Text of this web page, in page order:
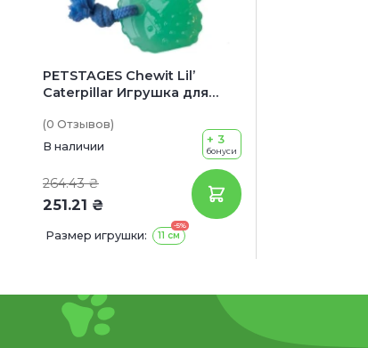
PETSTAGES Chewit Lil’
Caterpillar Игрушка для
(0 Отзывов)
В наличии
264.43 ₴
251.21 ₴
+ 3
бонуси
Размер игрушки:
-5%
11 см